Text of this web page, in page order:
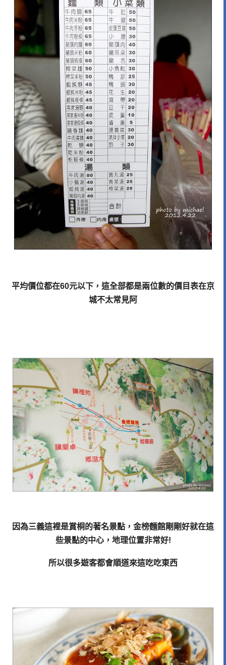
平均價位都在60元以下，這全部都是兩位數的價目表在京
城不太常見阿
因為三義這裡是賞桐的著名景點，金榜麵館剛剛好就在這
些景點的中心，地理位置非常好!
所以很多遊客都會順道來這吃吃東西